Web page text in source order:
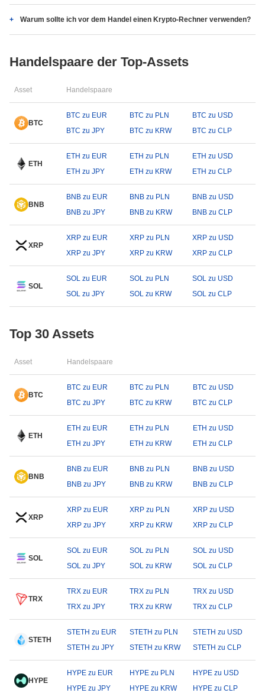
Warum sollte ich vor dem Handel einen Krypto-Rechner verwenden?
Handelspaare der Top-Assets
Asset Handelspaare
BTC
BTC zu EUR BTC zu PLN
BTC zu USD
BTC zu JPY
BTC zu KRW BTC zu CLP
ETH
ETH zu EUR ETH zu PLN
ETH zu USD
ETH zu JPY
ETH zu KRW ETH zu CLP
BNB
BNB zu EUR BNB zu PLN
BNB zu USD
BNB zu JPY
BNB zu KRW BNB zu CLP
XRP
XRP zu EUR XRP zu PLN
XRP zu USD
XRP zu JPY
XRP zu KRW XRP zu CLP
SOL
SOL zu EUR SOL zu PLN
SOL zu USD
SOL zu JPY
SOL zu KRW SOL zu CLP
Top 30 Assets
Asset Handelspaare
BTC
BTC zu EUR BTC zu PLN
BTC zu USD
BTC zu JPY
BTC zu KRW BTC zu CLP
ETH
ETH zu EUR ETH zu PLN
ETH zu USD
ETH zu JPY
ETH zu KRW ETH zu CLP
BNB
BNB zu EUR BNB zu PLN
BNB zu USD
BNB zu JPY
BNB zu KRW BNB zu CLP
XRP
XRP zu EUR XRP zu PLN
XRP zu USD
XRP zu JPY
XRP zu KRW XRP zu CLP
SOL
SOL zu EUR SOL zu PLN
SOL zu USD
SOL zu JPY
SOL zu KRW SOL zu CLP
TRX
TRX zu EUR TRX zu PLN
TRX zu USD
TRX zu JPY
TRX zu KRW TRX zu CLP
STETH
STETH zu EUR STETH zu PLN
STETH zu USD
STETH zu JPY
STETH zu KRW STETH zu CLP
HYPE
HYPE zu EUR HYPE zu PLN
HYPE zu USD
HYPE zu JPY
HYPE zu KRW HYPE zu CLP